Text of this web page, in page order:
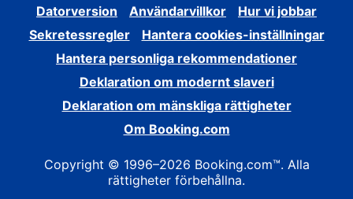
Datorversion Användarvillkor
Hur vi jobbar
Sekretessregler
Hantera cookies-inställningar
Hantera personliga rekommendationer
Deklaration om modernt slaveri
Deklaration om mänskliga rättigheter
Om Booking.com
Copyright © 1996–2026 Booking.com™. Alla
rättigheter förbehållna.